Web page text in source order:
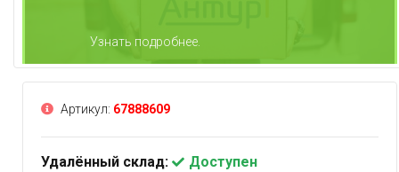
Узнать подробнее.
Артикул: 67888609
Удалённый склад:
Доступен